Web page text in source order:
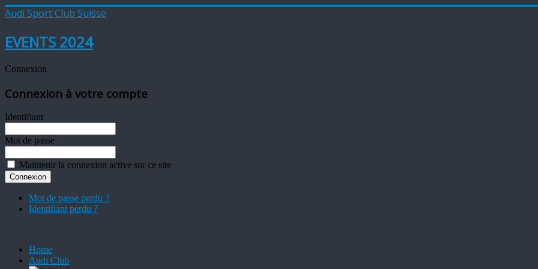
Audi Sport Club Suisse
EVENTS 2024
Connexion
Connexion à votre compte
Identifiant
Mot de passe
Maintenir la connexion active sur ce site
Mot de passe perdu ?
Identifiant perdu ?
Home
Audi Club